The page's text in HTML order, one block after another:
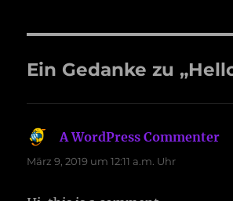
Ein Gedanke zu
A WordPress Commenter
März 9, 2019 um 12:11 a.m. Uhr